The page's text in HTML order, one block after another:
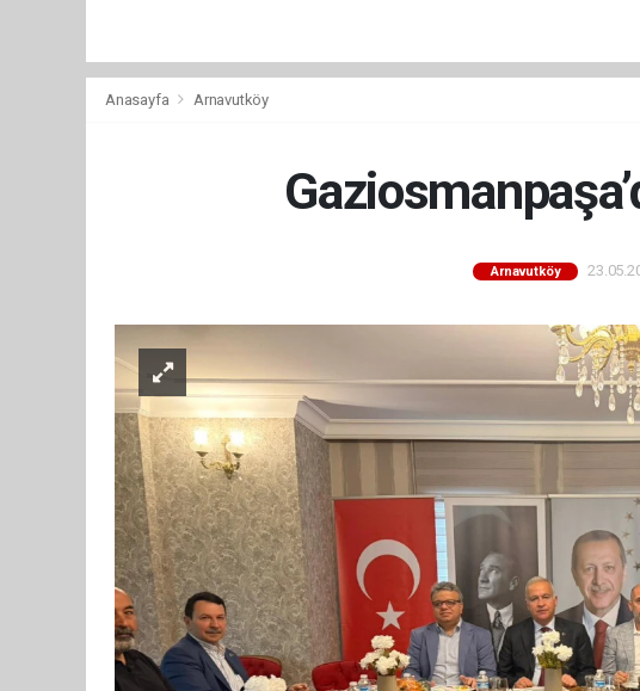
Anasayfa Arnavutköy
Arnavutköy